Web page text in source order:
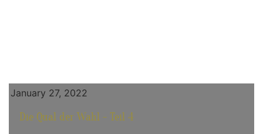
January 27, 2022
Die Qual der Wahl - Teil 4